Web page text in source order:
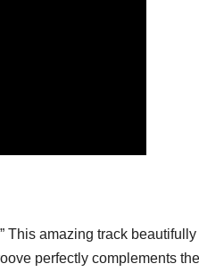
This amazing track
perfectly complements the